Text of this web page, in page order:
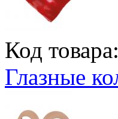
Код товара:
Глазные